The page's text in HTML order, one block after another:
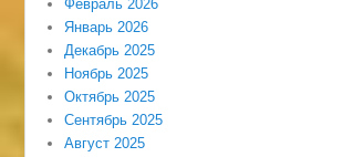
Февраль 2026
Январь 2026
Декабрь 2025
Ноябрь 2025
Октябрь 2025
Сентябрь 2025
Август 2025